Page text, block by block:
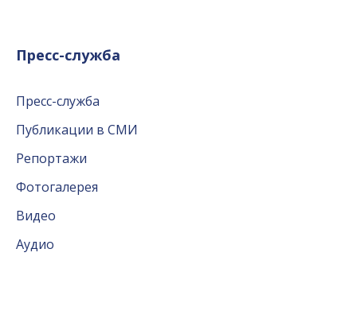
Пресс-служба
Пресс-служба
Публикации в СМИ
Репортажи
Фотогалерея
Видео
Аудио